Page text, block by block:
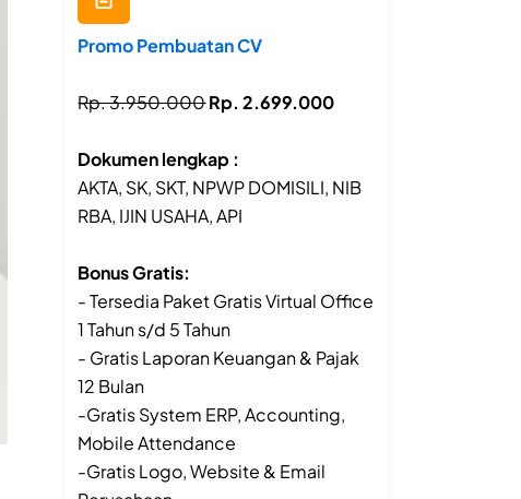
Promo Pembuatan CV
Rp. 3.950.000Rp. 2.699.000
Dokumen lengkap :
AKTA, SK, SKT, NPWP DOMISILI, NIB
RBA, IJIN USAHA, API
Bonus Gratis:
- Tersedia Paket Gratis Virtual Office
1 Tahun s/d 5 Tahun
- Gratis Laporan Keuangan & Pajak
12 Bulan
-Gratis System ERP, Accounting,
Mobile Attendance
-Gratis Logo, Website & Email